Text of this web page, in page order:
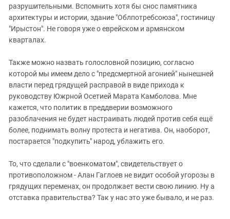
разрушительными. Вспомнить хотя бы снос памятника
архитектуры и истории, здание "Облпотребсоюза", гостиницу
"Ирыстон". Не говоря уже о еврейском и армянском
кварталах.
Также можно назвать голословной позицию, согласно
которой мы имеем дело с "предсмертной агонией" нынешней
власти перед грядущей расправой в виде прихода к
руководству Южрной Осетией Марата Камболова. Мне
кажется, что политик в преддверии возможного
разоблачения не будет настраивать людей против себя ещё
более, поднимать волну протеста и негатива. Он, наоборот,
постарается "подкупить" народ, ублажить его.
То, что сделали с "военкоматом", свидетельствует о
противоположном - Алан Гаглоев не видит особой угорозы в
грядущих переменах, он продолжает вести свою линию. Ну а
отставка правительства? Так у нас это уже бывало, и не раз.